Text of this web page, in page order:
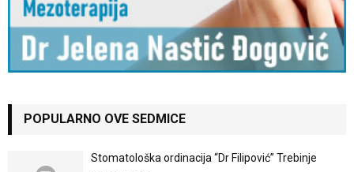
POPULARNO OVE SEDMICE
Stomatološka ordinacija “Dr Filipović” Trebinje